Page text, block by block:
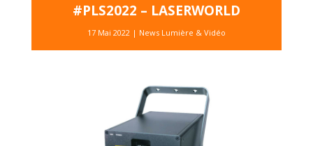
#PLS2022 – LASERWORLD
17 Mai 2022 | News Lumière & Vidéo